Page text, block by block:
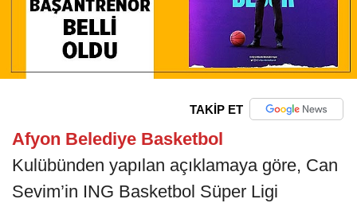
TAKİP ET
Afyon Belediye Basketbol
Kulübünden yapılan açıklamaya göre, Can
Sevim’in ING Basketbol Süper Ligi